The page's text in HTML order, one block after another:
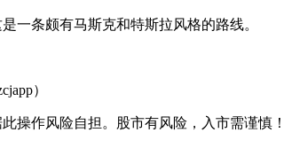
一条颇有马斯克和特斯拉风格的路线。
）
操作风险自担。股市有风险，入市需谨慎！